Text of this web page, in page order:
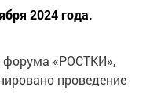
2024 года.
форума «РОСТКИ»,
проведение